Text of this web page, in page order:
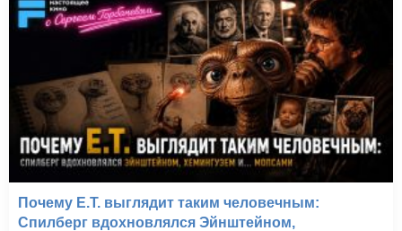
Почему E.T. выглядит таким человечным:
Спилберг вдохновлялся Эйнштейном,